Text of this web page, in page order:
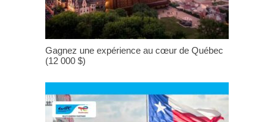
Gagnez une expérience au cœur de Québec
(12 000 $)